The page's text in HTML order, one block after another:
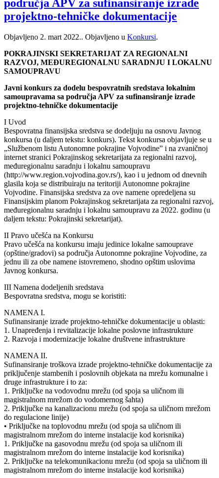
područja APV za sufinansiranje izrade
projektno-tehničke dokumentacije
Objavljeno 2. mart 2022.. Objavljeno u Konkursi.
POKRAJINSKI SEKRETARIJAT ZA REGIONALNI
RAZVOJ, MEĐUREGIONALNU SARADNJU I LOKALNU
SAMOUPRAVU
Javni konkurs za dodelu bespovratnih sredstava lokalnim
samoupravama sa područja APV za sufinansiranje izrade
projektno-tehničke dokumentacije
I Uvod
Bespovratna finansijska sredstva se dodeljuju na osnovu Javnog
konkursa (u daljem tekstu: konkurs). Tekst konkursa objavljuje se u
„Službenom listu Autonomne pokrajine Vojvodine” i na zvaničnoj
internet stranici Pokrajinskog sekretarijata za regionalni razvoj,
međuregionalnu saradnju i lokalnu samoupravu
(http://www.region.vojvodina.gov.rs/), kao i u jednom od dnevnih
glasila koja se distribuiraju na teritoriji Autonomne pokrajine
Vojvodine. Finansijska sredstva za ove namene opredeljena su
Finansijskim planom Pokrajinskog sekretarijata za regionalni razvoj,
međuregionalnu saradnju i lokalnu samoupravu za 2022. godinu (u
daljem tekstu: Pokrajinski sekretarijat).
II Pravo učešća na Konkursu
Pravo učešća na konkursu imaju jedinice lokalne samouprave
(opštine/gradovi) sa područja Autonomne pokrajine Vojvodine, za
jednu ili za obe namene istovremeno, shodno opštim uslovima
Javnog konkursa.
III Namena dodeljenih sredstava
Bespovratna sredstva, mogu se koristiti:
NAMENA I.
Sufinansiranje izrade projektno-tehničke dokumentacije u oblasti:
1. Unapređenja i revitalizacije lokalne poslovne infrastrukture
2. Razvoja i modernizacije lokalne društvene infrastrukture
NAMENA II.
Sufinansiranje troškova izrade projektno-tehničke dokumentacije za
priključenje stambenih i poslovnih objekata na mrežu komunalne i
druge infrastrukture i to za:
1. Priključke na vodovodnu mrežu (od spoja sa uličnom ili
magistralnom mrežom do vodomernog šahta)
2. Priključke na kanalizacionu mrežu (od spoja sa uličnom mrežom
do regulacione linije)
• Priključke na toplovodnu mrežu (od spoja sa uličnom ili
magistralnom mrežom do interne instalacije kod korisnika)
1. Priključke na gasovodnu mrežu (od spoja sa uličnom ili
magistralnom mrežom do interne instalacije kod korisnika)
2. Priključke na telekomunikacionu mrežu (od spoja sa uličnom ili
magistralnom mrežom do interne instalacije kod korisnika)